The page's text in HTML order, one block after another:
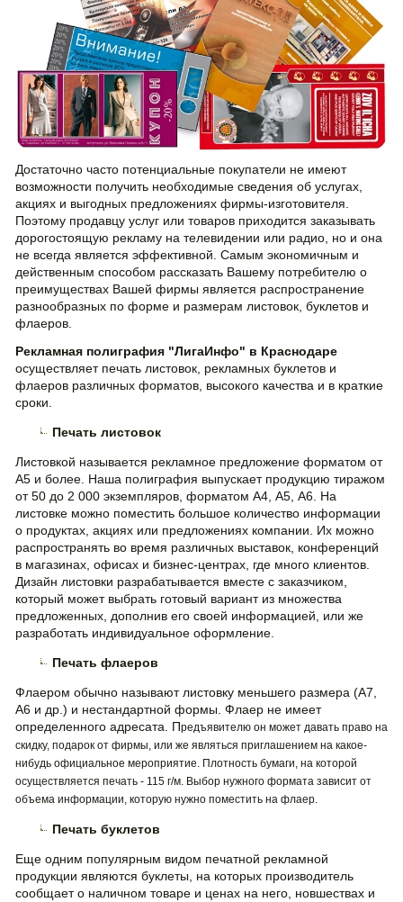
Достаточно часто потенциальные покупатели не имеют
возможности получить необходимые сведения об услугах,
акциях и выгодных предложениях фирмы-изготовителя.
Поэтому продавцу услуг или товаров приходится заказывать
дорогостоящую рекламу на телевидении или радио, но и она
не всегда является эффективной. Самым экономичным и
действенным способом рассказать Вашему потребителю о
преимуществах Вашей фирмы является распространение
разнообразных по форме и размерам листовок, буклетов и
флаеров.
Рекламная полиграфия "ЛигаИнфо" в Краснодаре
осуществляет печать листовок, рекламных буклетов и
флаеров различных форматов, высокого качества и в краткие
сроки.
Печать листовок
Листовкой называется рекламное предложение форматом от
А5 и более. Наша полиграфия выпускает продукцию тиражом
от 50 до 2 000 экземпляров, форматом А4, А5, А6. На
листовке можно поместить большое количество информации
о продуктах, акциях или предложениях компании. Их можно
распространять во время различных выставок, конференций
в магазинах, офисах и бизнес-центрах, где много клиентов.
Дизайн листовки разрабатывается вместе с заказчиком,
который может выбрать готовый вариант из множества
предложенных, дополнив его своей информацией, или же
разработать индивидуальное оформление.
Печать флаеров
Флаером обычно называют листовку меньшего размера (А7,
А6 и др.) и нестандартной формы. Флаер не имеет
определенного адресата. Предъявителю он может давать право на
скидку, подарок от фирмы, или же являться приглашением на какое-
нибудь официальное мероприятие. Плотность бумаги, на которой
осуществляется печать - 115 г/м. Выбор нужного формата зависит от
объема информации, которую нужно поместить на флаер.
Печать буклетов
Еще одним популярным видом печатной рекламной
продукции являются буклеты, на которых производитель
сообщает о наличном товаре и ценах на него, новшествах и